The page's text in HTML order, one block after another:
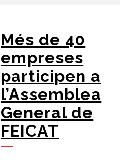
Més de 40
empreses
participen a
l’Assemblea
General de
FEICAT